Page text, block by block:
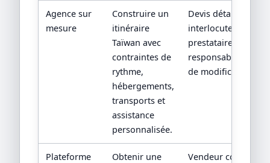
Agence sur
mesure
Construire un
itinéraire
Taïwan avec
contraintes de
rythme,
hébergements,
transports et
assistance
personnalisée.
Devis détaillé,
interlocuteur,
prestataires locaux
responsabilités en
de modification.
Plateforme
Obtenir une
Vendeur